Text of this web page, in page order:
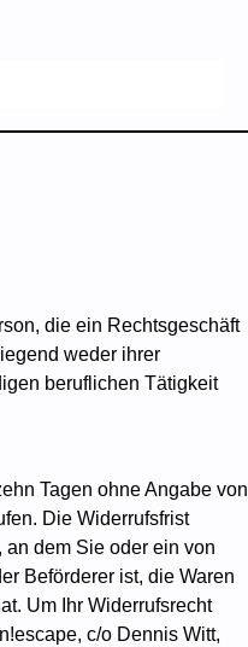
die ein Rechtsgeschäft
weder ihrer
beruflichen Tätigkeit
Tagen ohne Angabe von
Die Widerrufsfrist
an dem Sie oder ein von
Beförderer ist, die Waren
Um Ihr Widerrufsrecht
c/o Dennis Witt,